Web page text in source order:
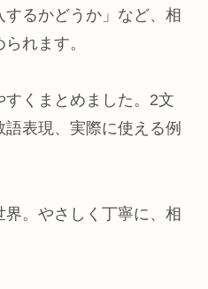
るかどうか」など、相
れます。
くまとめました。2文
表現、実際に使える例
。やさしく丁寧に、相